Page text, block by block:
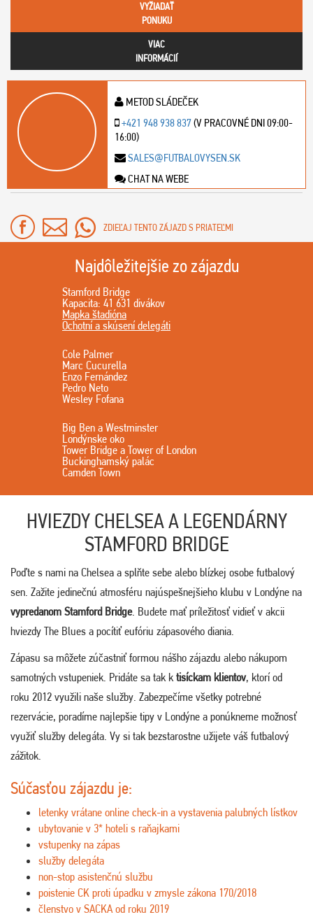
VYŽIADAŤ
PONUKU
VIAC
INFORMÁCIÍ
METOD SLÁDEČEK
+421 948 938 837(V PRACOVNÉ DNI 09:00-
16:00)
SALES@FUTBALOVYSEN.SK
CHAT NA WEBE
ZDIEĽAJ TENTO ZÁJAZD S PRIATEĽMI
Najdôležitejšie zo zájazdu
Stamford Bridge
Kapacita: 41 631 divákov
Mapka štadióna
Ochotní a skúsení delegáti
Cole Palmer
Marc Cucurella
Enzo Fernández
Pedro Neto
Wesley Fofana
Big Ben a Westminster
Londýnske oko
Tower Bridge a Tower of London
Buckinghamský palác
Camden Town
HVIEZDY CHELSEA A LEGENDÁRNY
STAMFORD BRIDGE
Poďte s nami na Chelsea a splňte sebe alebo blízkej osobe futbalový
sen. Zažite jedinečnú atmosféru najúspešnejšieho klubu v Londýne na
vypredanom Stamford Bridge. Budete mať príležitosť vidieť v akcii
hviezdy The Blues a pocítiť eufóriu zápasového diania.
Zápasu sa môžete zúčastniť formou nášho zájazdu alebo nákupom
samotných vstupeniek. Pridáte sa tak ktisíckam klientov, ktorí od
roku 2012 využili naše služby. Zabezpečíme všetky potrebné
rezervácie, poradíme najlepšie tipy v Londýne a ponúkneme možnosť
využiť služby delegáta. Vy si tak bezstarostne užijete váš futbalový
zážitok.
Súčasťou zájazdu je:
letenky vrátane online check-in a vystavenia palubných lístkov
ubytovanie v 3* hoteli s raňajkami
vstupenky na zápas
služby delegáta
non-stop asistenčnú službu
poistenie CK proti úpadku v zmysle zákona 170/2018
členstvo v SACKA od roku 2019